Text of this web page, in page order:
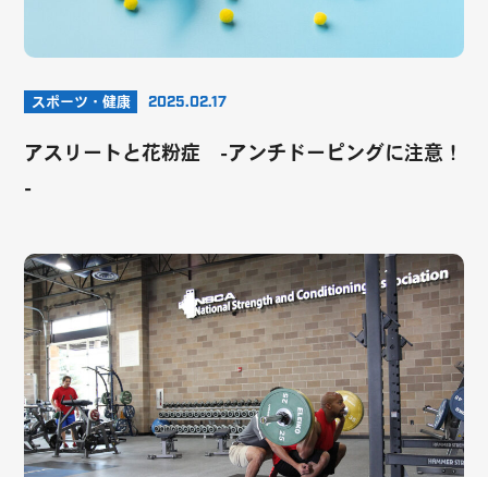
スポーツ・健康 2025.02.17
アスリートと花粉症 -アンチドーピングに注意！
-